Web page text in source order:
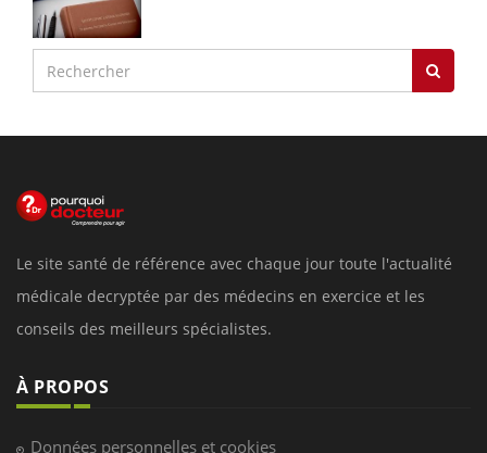
Le site santé de référence avec chaque jour toute l'actualité
médicale decryptée par des médecins en exercice et les
conseils des meilleurs spécialistes.
À PROPOS
Données personnelles et cookies